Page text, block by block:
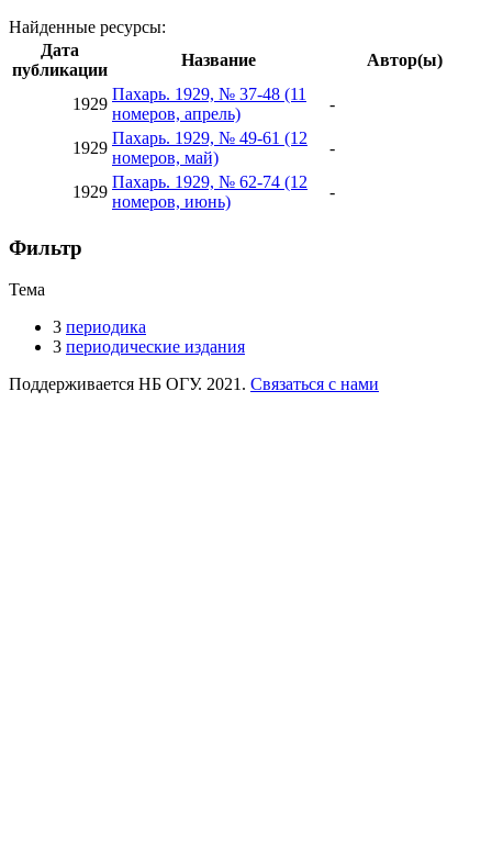
Найденные ресурсы:
Дата
публикации
Название Автор(ы)
1929
Пахарь. 1929, № 37-48 (11
номеров, апрель)
-
1929
Пахарь. 1929, № 49-61 (12
номеров, май)
-
1929
Пахарь. 1929, № 62-74 (12
номеров, июнь)
-
Фильтр
Тема
3 периодика
3 периодические издания
Поддерживается НБ ОГУ. 2021. Связаться с нами